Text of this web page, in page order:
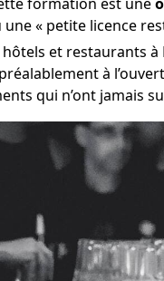
« petite licence
et restaurants à
à
qui n’ont jamais